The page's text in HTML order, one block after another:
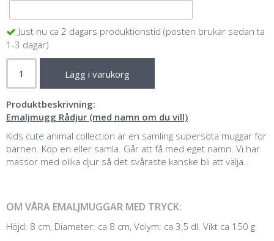
Just nu ca 2 dagars produktionstid (posten brukar sedan ta
1-3 dagar)
Lägg i varukorg
Produktbeskrivning:
Emaljmugg Rådjur (med namn om du vill)
Kids cute animal collection är en samling supersöta muggar för
barnen. Köp en eller samla. Går att få med eget namn. Vi har
massor med olika djur så det svåraste kanske bli att välja..
OM VÅRA EMALJMUGGAR MED TRYCK:
Höjd: 8 cm, Diameter: ca 8 cm, Volym: ca 3,5 dl. Vikt ca 150 g